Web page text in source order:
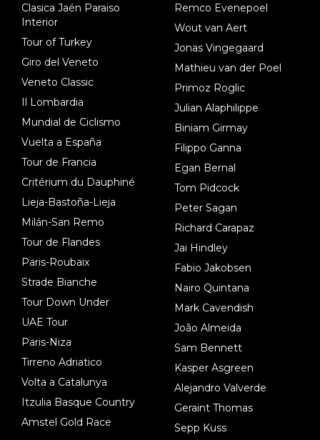
Clasica Jaén Paraiso
Interior
Tour of Turkey
Giro del Veneto
Veneto Classic
Il Lombardia
Mundial de Ciclismo
Vuelta a España
Tour de Francia
Critérium du Dauphiné
Lieja-Bastoña-Lieja
Milán-San Remo
Tour de Flandes
Paris-Roubaix
Strade Bianche
Tour Down Under
UAE Tour
Paris-Niza
Tirreno Adriatico
Volta a Catalunya
Itzulia Basque Country
Amstel Gold Race
Remco Evenepoel
Wout van Aert
Jonas Vingegaard
Mathieu van der Poel
Primoz Roglic
Julian Alaphilippe
Biniam Girmay
Filippo Ganna
Egan Bernal
Tom Pidcock
Peter Sagan
Richard Carapaz
Jai Hindley
Fabio Jakobsen
Nairo Quintana
Mark Cavendish
João Almeida
Sam Bennett
Kasper Asgreen
Alejandro Valverde
Geraint Thomas
Sepp Kuss